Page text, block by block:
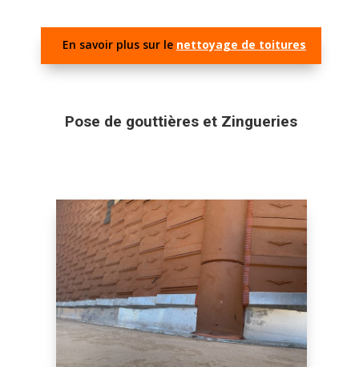
En savoir plus sur le nettoyage de toitures
Pose de gouttières et Zingueries
Zingueur en Ardèche
Graff Sony
Zinguerie et Gouttières à Aubenas en Ardèche :
Installation et Entretien par des Experts
Optez pour un système d’évacuation d’eau
efficace et durable avec notre expertise en
zinguerie et gouttières à Aubenas en Ardèche.
Notre équipe de professionnels installe et